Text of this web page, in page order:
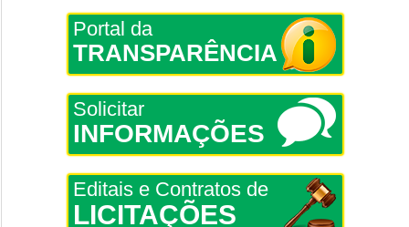
Portal da
TRANSPARÊNCIA
Solicitar
INFORMAÇÕES
Editais e Contratos de
LICITAÇÕES